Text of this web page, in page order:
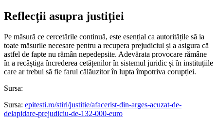
Reflecții asupra justiției
Pe măsură ce cercetările continuă, este esențial ca autoritățile să ia
toate măsurile necesare pentru a recupera prejudiciul și a asigura că
astfel de fapte nu rămân nepedepsite. Adevărata provocare rămâne
în a recâștiga încrederea cetățenilor în sistemul juridic și în instituțiile
care ar trebui să fie farul călăuzitor în lupta împotriva corupției.
Sursa:
Sursa: epitesti.ro/stiri/justitie/afacerist-din-arges-acuzat-de-
delapidare-prejudiciu-de-132-000-euro